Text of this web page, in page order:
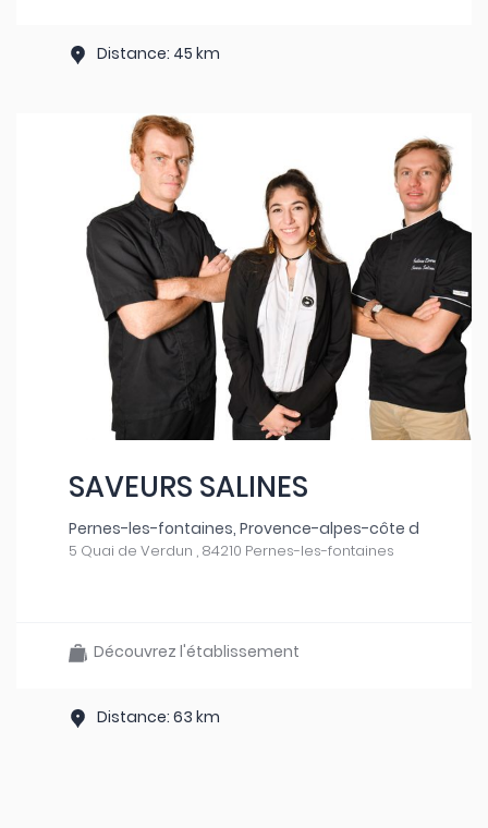
Distance: 45 km
SAVEURS SALINES
Pernes-les-fontaines, Provence-alpes-côte d
5 Quai de Verdun , 84210 Pernes-les-fontaines
Découvrez l'établissement
Distance: 63 km